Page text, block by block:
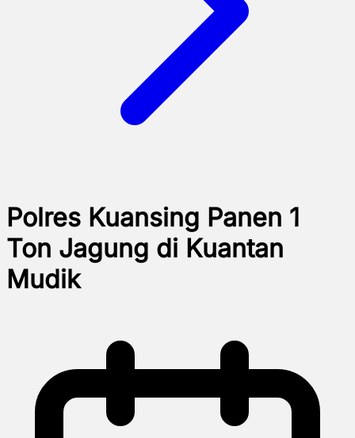
Polres Kuansing Panen 1
Ton Jagung di Kuantan
Mudik